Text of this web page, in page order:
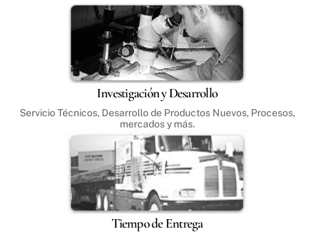
Investigación y Desarrollo
Servicio Técnicos, Desarrollo de Productos Nuevos, Procesos,
mercados y más.
Tiempo de Entrega